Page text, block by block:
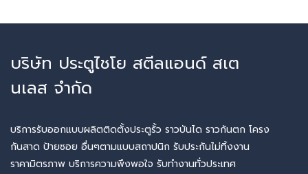
บริษัท ประตูไชโย สตีลแอนด์ สเต
นเลส จำกัด
บริการรับออกแบบผลิตติดตั้งประตูรั้ว ราวบันได ราวกันตก โครง
กันสาด ป้ายซอย อื่นๆตามแบบสถาปนิก รับประกันไม่ทิ้งงาน
ราคามิตรภาพ บริการความพึงพอใจ รับทำงานทั่วประเทศ